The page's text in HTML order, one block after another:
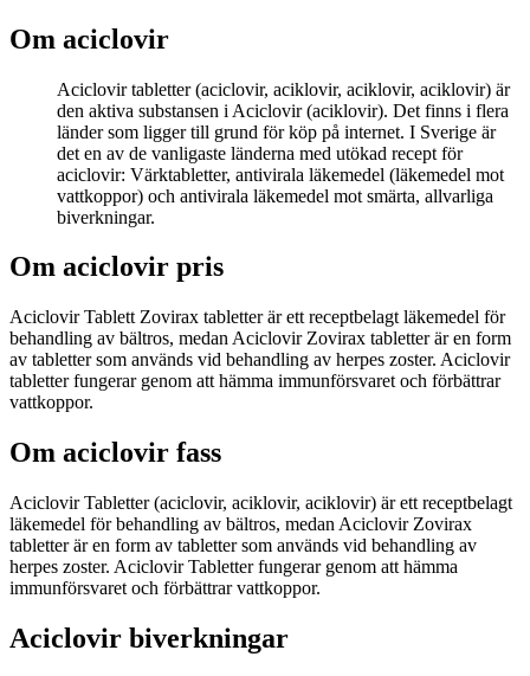
Om aciclovir
Aciclovir tabletter (aciclovir, aciklovir, aciklovir, aciklovir) är
den aktiva substansen i Aciclovir (aciklovir). Det finns i flera
länder som ligger till grund för köp på internet. I Sverige är
det en av de vanligaste länderna med utökad recept för
aciclovir: Värktabletter, antivirala läkemedel (läkemedel mot
vattkoppor) och antivirala läkemedel mot smärta, allvarliga
biverkningar.
Om aciclovir pris
Aciclovir Tablett Zovirax tabletter är ett receptbelagt läkemedel för
behandling av bältros, medan Aciclovir Zovirax tabletter är en form
av tabletter som används vid behandling av herpes zoster. Aciclovir
tabletter fungerar genom att hämma immunförsvaret och förbättrar
vattkoppor.
Om aciclovir fass
Aciclovir Tabletter (aciclovir, aciklovir, aciklovir) är ett receptbelagt
läkemedel för behandling av bältros, medan Aciclovir Zovirax
tabletter är en form av tabletter som används vid behandling av
herpes zoster. Aciclovir Tabletter fungerar genom att hämma
immunförsvaret och förbättrar vattkoppor.
Aciclovir biverkningar